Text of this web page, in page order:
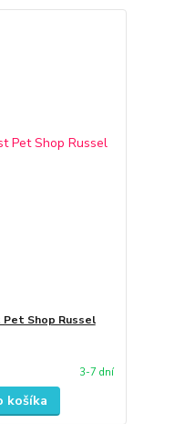
Shop Russel
3-7 dní
košíka